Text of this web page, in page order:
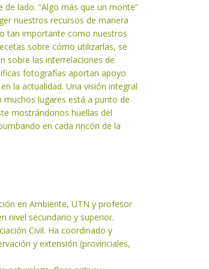
lado. “Algo más que un monte”
nuestros recursos de manera
tan importante como nuestros
sobre cómo utilizarlas, se
sobre las interrelaciones de
fotografías aportan apoyo
la actualidad. Una visión integral
lugares está a punto de
mostrándonos huellas del
en cada rincón de la
en Ambiente, UTN y profesor
nivel secundario y superior.
Civil. Ha coordinado y
y extensión (provinciales,